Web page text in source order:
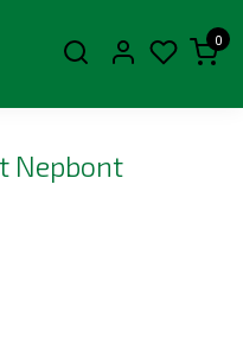
0
Nepbont